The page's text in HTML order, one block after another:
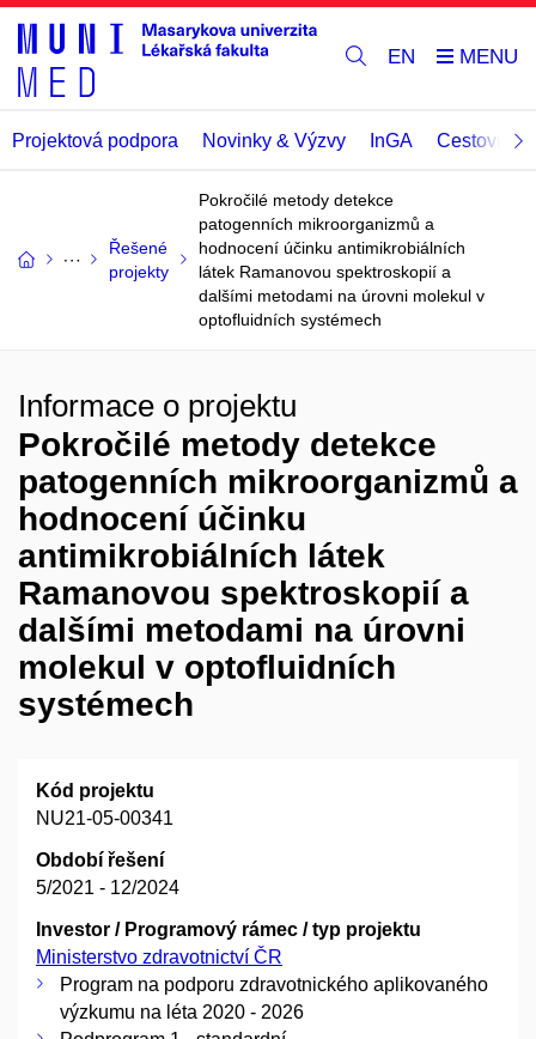
EN
Projektová podpora Novinky & Výzvy InGA Cestovní
Řešené
projekty
Pokročilé metody detekce
patogenních mikroorganizmů a
hodnocení účinku antimikrobiálních
látek Ramanovou spektroskopií a
dalšími metodami na úrovni molekul v
optofluidních systémech
Informace o projektu
Pokročilé metody detekce
patogenních mikroorganizmů a
hodnocení účinku
antimikrobiálních látek
Ramanovou spektroskopií a
dalšími metodami na úrovni
molekul v optofluidních
systémech
Kód projektu
NU21-05-00341
Období řešení
5/2021 - 12/2024
Investor / Programový rámec / typ projektu
Ministerstvo zdravotnictví ČR
Program na podporu zdravotnického aplikovaného
výzkumu na léta 2020 - 2026